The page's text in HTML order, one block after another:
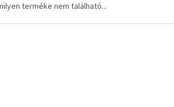
terméke nem található...